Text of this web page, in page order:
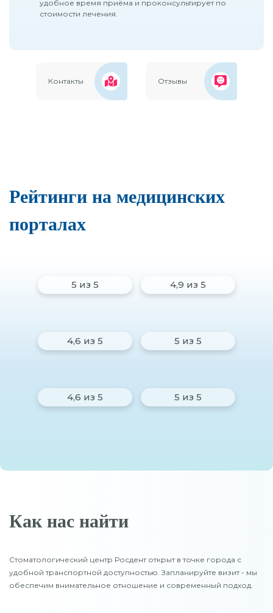
удобное время приёма и проконсультирует по
стоимости лечения.
Контакты Отзывы
Рейтинги на медицинских
порталах
5 из 5 4,9 из 5
4,6 из 5 5 из 5
4,6 из 5 5 из 5
Как нас найти
Стоматологический центр Росдент открыт в точке города с
удобной транспортной доступностью. Запланируйте визит - мы
обеспечим внимательное отношение и современный подход.